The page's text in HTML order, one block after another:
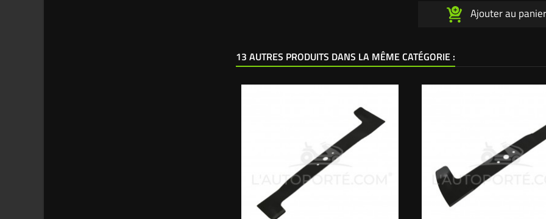
Ajouter au panier
13 AUTRES PRODUITS DANS LA MÊME CATÉGORIE :